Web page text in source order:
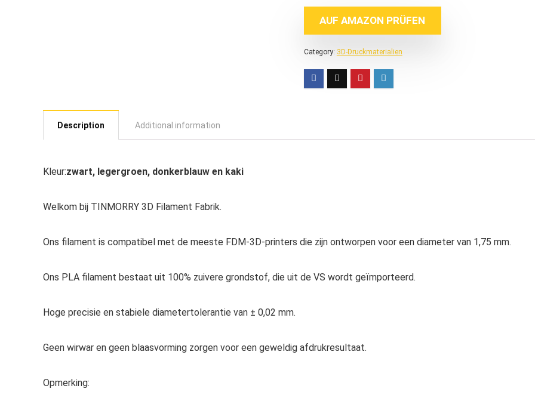
AUF AMAZON PRÜFEN
Category: 3D-Druckmaterialien
Description Additional information
Kleur:zwart, legergroen, donkerblauw en kaki
Welkom bij TINMORRY 3D Filament Fabrik.
Ons filament is compatibel met de meeste FDM-3D-printers die zijn ontworpen voor een diameter van 1,75 mm.
Ons PLA filament bestaat uit 100% zuivere grondstof, die uit de VS wordt geïmporteerd.
Hoge precisie en stabiele diametertolerantie van ± 0,02 mm.
Geen wirwar en geen blaasvorming zorgen voor een geweldig afdrukresultaat.
Opmerking: